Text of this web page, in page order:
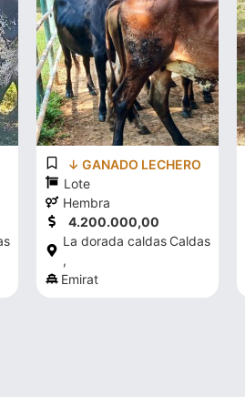
↓ GANADO LECHERO
Lote
Hembra
4.200.000,00
La dorada caldas
,
Caldas
Emirat